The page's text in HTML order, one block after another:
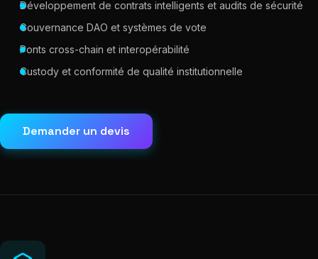
Développement de contrats intelligents et audits de sécurité
Gouvernance DAO et systèmes de vote
Ponts cross-chain et interopérabilité
Custody et conformité de qualité institutionnelle
Demander un devis